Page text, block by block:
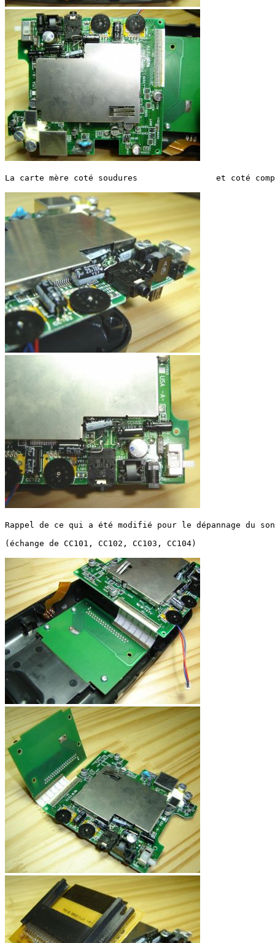
La carte mère coté soudures                et coté
Rappel de ce qui a été modifié pour le dépannage du
(échange de CC101, CC102, CC103, CC104)